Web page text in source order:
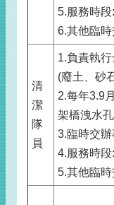
5.服務時段
6.其他臨時
清
潔
隊
員
1.負責執
(廢土、砂
2.每年3.9
架橋洩水
3.臨時交辦
4.服務時段
5.其他臨時